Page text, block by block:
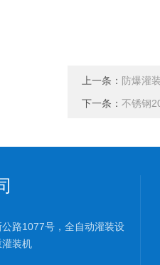
上一条： 防爆灌
下一条： 不锈钢
路1077号，全自动灌装设
装机